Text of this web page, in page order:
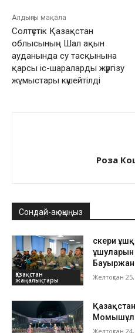
Алдыңғы мақала
Солтүстік Қазақстан
облысының Шал ақын
ауданында су тасқынына
қарсы іс-шараларды жүргізу
жұмыстары күшейтілді
Роза
Сондай-ақ оқыңыз
Қазақстан
жаңалықтары
Әскери
Желтоқсан
Желтоқсан